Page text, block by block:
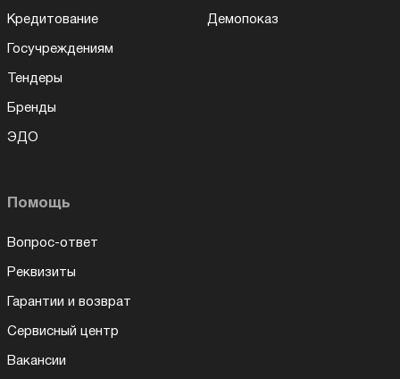
Кредитование
Госучреждениям
Тендеры
Бренды
ЭДО
Демопоказ
Помощь
Вопрос-ответ
Реквизиты
Гарантии и возврат
Сервисный центр
Вакансии